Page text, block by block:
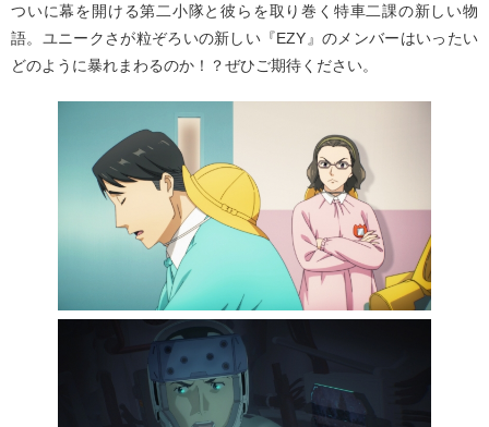
ついに幕を開ける第二小隊と彼らを取り巻く特車二課の新しい物
語。ユニークさが粒ぞろいの新しい『EZY』のメンバーはいったい
どのように暴れまわるのか！？ぜひご期待ください。